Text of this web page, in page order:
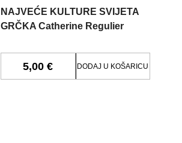
NAJVEĆE KULTURE SVIJETA
GRČKA Catherine Regulier
5,00 € DODAJ U KOŠARICU